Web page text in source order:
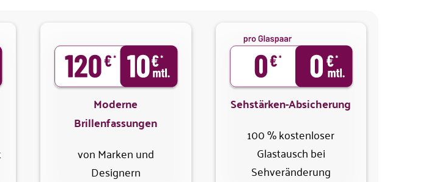
Moderne
Brillenfassungen
von Marken und
Designern
Sehstärken-Absicherung
100 % kostenloser
Glastausch bei
Sehveränderung